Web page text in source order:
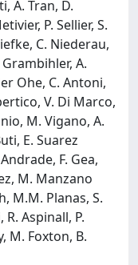
A. Tran, D.
P. Sellier, S.
C. Niederau,
Grambihler, A.
Ohe, C. Antoni,
V. Di Marco,
M. Vigano, A.
E. Suarez
F. Gea,
M. Manzano
M.M. Planas, S.
Aspinall, P.
M. Foxton, B.